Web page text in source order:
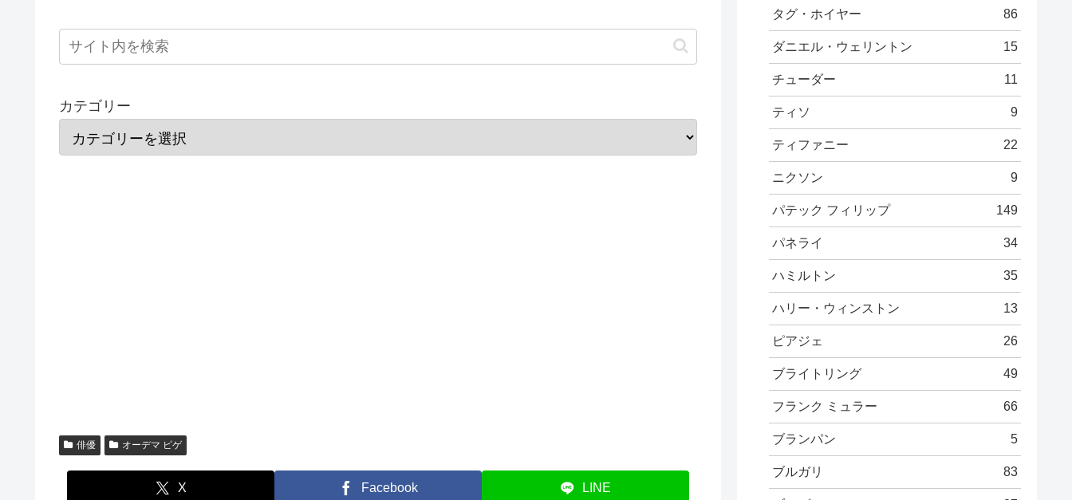
カテゴリー
俳優 オーデマ ピゲ
X Facebook LINE
タグ・ホイヤー 86
ダニエル・ウェリントン 15
チューダー 11
ティソ 9
ティファニー 22
ニクソン 9
パテック フィリップ 149
パネライ 34
ハミルトン 35
ハリー・ウィンストン 13
ピアジェ 26
ブライトリング 49
フランク ミュラー 66
ブランパン 5
ブルガリ 83